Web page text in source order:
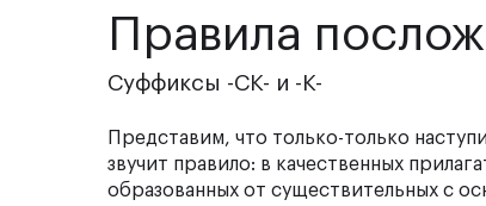
Правила
Суффиксы -СК- и -К-
Представим, что только-только
звучит правило: в качественных
образованных от существительных с